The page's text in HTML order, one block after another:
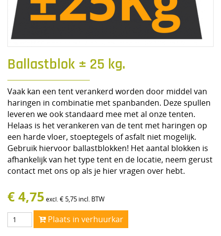
Ballastblok ± 25 kg.
Vaak kan een tent verankerd worden door middel van
haringen in combinatie met spanbanden. Deze spullen
leveren we ook standaard mee met al onze tenten.
Helaas is het verankeren van de tent met haringen op
een harde vloer, stoeptegels of asfalt niet mogelijk.
Gebruik hiervoor ballastblokken! Het aantal blokken is
afhankelijk van het type tent en de locatie, neem gerust
contact met ons op als je hier vragen over hebt.
€4,75 excl. € 5,75 incl. BTW
Plaats in verhuurkar